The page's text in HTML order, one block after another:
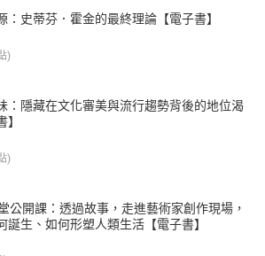
：史蒂芬．霍金的最終理論【電子書】
)
：隱藏在文化審美與流行趨勢背後的地位渴
)
公開課：透過故事，走進藝術家創作現場，
誕生、如何形塑人類生活【電子書】